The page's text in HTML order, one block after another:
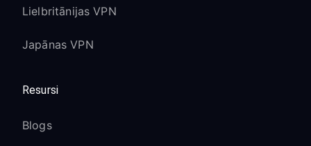
Lielbritānijas VPN
Japānas VPN
Resursi
Blogs